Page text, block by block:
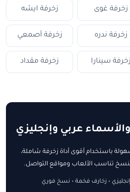
زخرفة غوى زخرفة ايشه
زخرفة ندره زخرفة أصمعي
زخرفة سينارا زخرفة مقداد
عربي وإنجليزي
باستخدام أقوى أداة زخرفة شاملة،
تناسب الألعاب ومواقع التواصل.
إنجليزي • زخارف فخمة • نسخ فوري